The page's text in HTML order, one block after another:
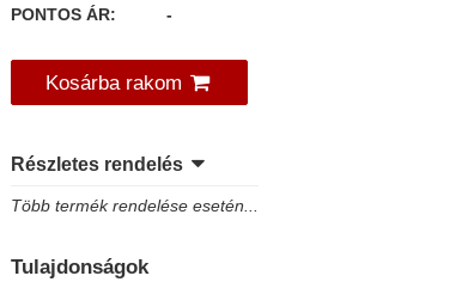
PONTOS ÁR:
-
Kosárba rakom
Részletes rendelés
Több termék rendelése esetén...
Tulajdonságok